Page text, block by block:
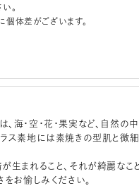
。
体差がございます。
海・空・花・果実など、自然の中
ス素地には素焼きの型肌と微細
生まれること、それが綺麗なこ
お愉しみください。